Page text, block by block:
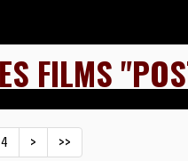
FILMS
4 > >>